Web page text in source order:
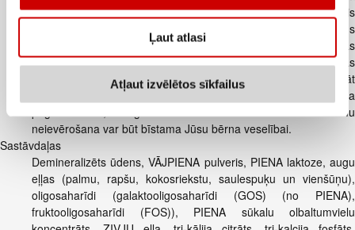
Ļaut atlasi
Atļaut izvēlētos sīkfailus
zīdaini nav iespējams barot ar krūti. Mātes piens ir vislabākais
uzturs mazulim. Tajā ir visas nepieciešamās uzturvielas. Pirms
uzsākat šī produkta lietošanu, konsultējieties ar veselības
aprūpes speciālistu. Šo produktu lietot saskaņā ar veselības
aprūpes speciālista ieteikumu. Ēdināšana ar pudelīti var veicināt
mazuļa atteikšanos zīst krūti. Nepareiza produkta
pagatavošana, uzglabāšana un ēdināšanas noteikumu
neievērošana var būt bīstama Jūsu bērna veselībai.
Sastāvdaļas
Demineralizēts ūdens, VĀJPIENA pulveris, PIENA laktoze, augu
eļļas (palmu, rapšu, kokosriekstu, saulespuķu un vienšūņu),
oligosaharīdi (galaktooligosaharīdi (GOS) (no PIENA),
fruktooligosaharīdi (FOS)), PIENA sūkalu olbaltumvielu